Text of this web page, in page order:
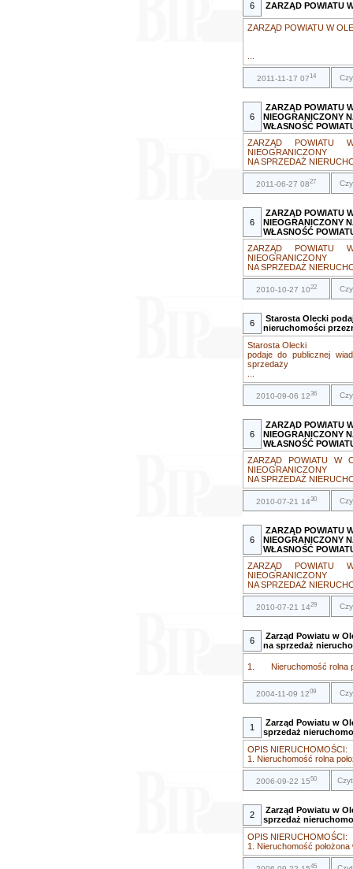
6 ZARZĄD POWIATU
ZARZĄD POWIATU W
2011-11-17 0714
6
ZARZĄD POWIATU
NIEOGRANICZONY
WŁASNOŚĆ
ZARZĄD POWIATU
NIEOGRANICZONY
NA SPRZEDAŻ
2011-06-27 0827
6
ZARZĄD POWIATU
NIEOGRANICZONY
WŁASNOŚĆ
ZARZĄD POWIATU
NIEOGRANICZONY
NA SPRZEDAŻ
2010-10-27 1022
6
Starosta Olecki
nieruchomości
Starosta Olecki
podaje do publicznej
sprzedaży
2010-09-06 1236
6
ZARZĄD POWIATU
NIEOGRANICZONY
WŁASNOŚĆ
ZARZĄD POWIATU W
NIEOGRANICZONY
NA SPRZEDAŻ
2010-07-21 1430
6
ZARZĄD POWIATU
NIEOGRANICZONY
WŁASNOŚĆ
ZARZĄD POWIATU
NIEOGRANICZONY
NA SPRZEDAŻ
2010-07-21 1429
6
Zarząd Powiatu w
na sprzedaż
1. Nieruchomość rolna
2004-11-09 1209
1
Zarząd Powiatu w
sprzedaż
OPIS NIERUCHOMOŚCI:
1. Nieruchomość rolna
2006-09-22 1550
2
Zarząd Powiatu w
sprzedaż
OPIS NIERUCHOMOŚCI:
1. Nieruchomość
45